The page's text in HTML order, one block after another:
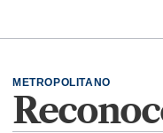
METROPOLITANO